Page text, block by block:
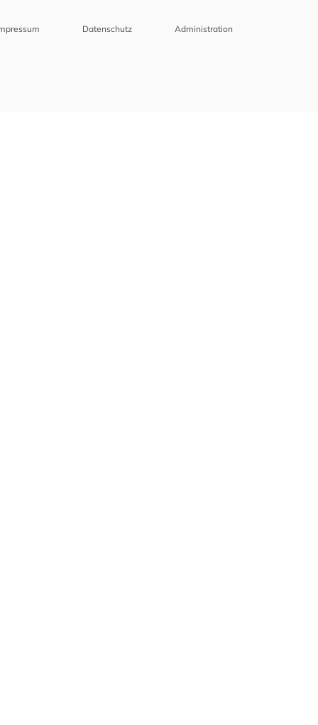
Datenschutz Administration